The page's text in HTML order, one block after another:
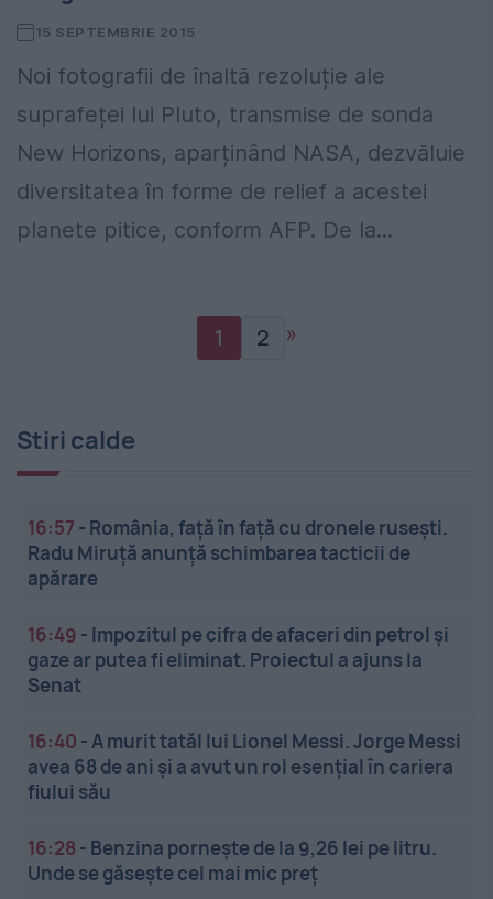
15 SEPTEMBRIE 2015
Noi fotografii de înaltă rezoluție ale
suprafeței lui Pluto, transmise de sonda
New Horizons, aparținând NASA, dezvăluie
diversitatea în forme de relief a acestei
planete pitice, conform AFP. De la...
1 2 »
Stiri calde
16:57 - România, față în față cu dronele rusești.
Radu Miruță anunță schimbarea tacticii de
apărare
16:49 - Impozitul pe cifra de afaceri din petrol și
gaze ar putea fi eliminat. Proiectul a ajuns la
Senat
16:40 -A murit tatăl lui Lionel Messi. Jorge Messi
avea 68 de ani și a avut un rol esențial în cariera
fiului său
16:28 - Benzina pornește de la 9,26 lei pe litru.
Unde se găsește cel mai mic preț